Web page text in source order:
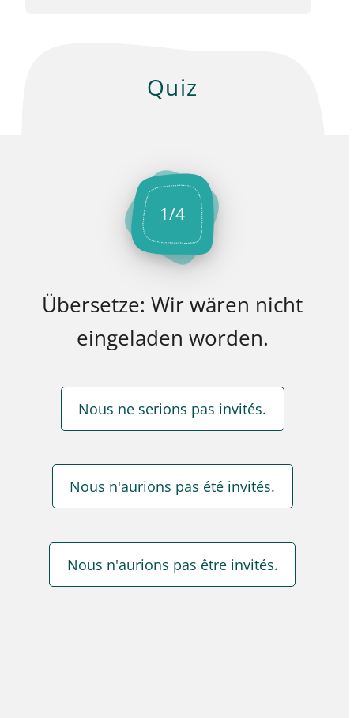
Quiz
1/4
Übersetze: Wir wären nicht
eingeladen worden.
Nous ne serions pas invités.
Nous n'aurions pas été invités.
Nous n'aurions pas être invités.